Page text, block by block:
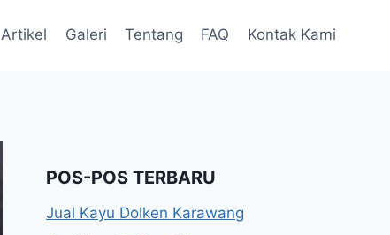
Artikel Galeri Tentang FAQ Kontak Kami
POS-POS TERBARU
Jual Kayu Dolken Karawang